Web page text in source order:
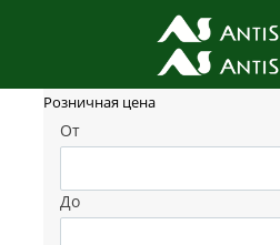
Фильтр товаров
Розничная цена
От
До